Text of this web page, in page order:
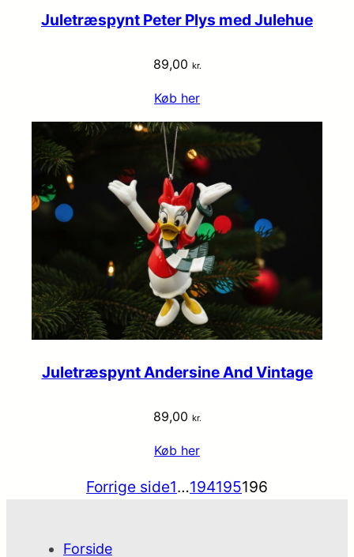
Juletræspynt Peter Plys med Julehue
89,00 kr.
Køb her
Juletræspynt Andersine And Vintage
89,00 kr.
Køb her
Forrige side1…194195196
Forside